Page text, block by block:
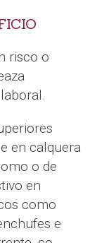
risco o
en calquera
o de
en
como
e